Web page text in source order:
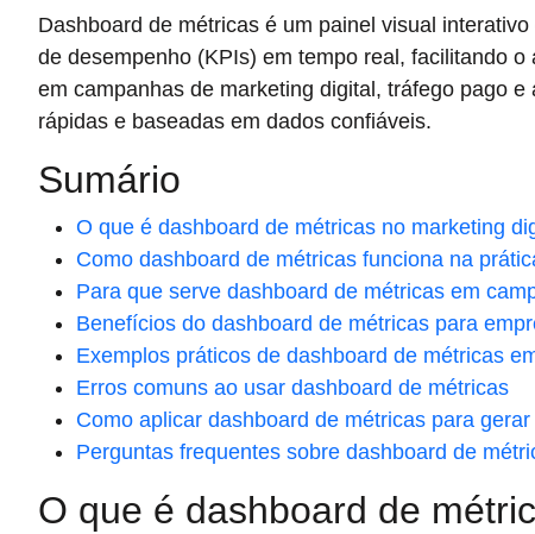
Dashboard de métricas é um painel visual
de desempenho (KPIs) em tempo real, facilitando
em campanhas de marketing digital, tráfego pago
rápidas e baseadas em dados confiáveis.
Sumário
O que é dashboard de métricas no marketing
Como dashboard de métricas funciona na
Para que serve dashboard de métricas em
Benefícios do dashboard de métricas para
Exemplos práticos de dashboard de métricas
Erros comuns ao usar dashboard de métricas
Como aplicar dashboard de métricas para
Perguntas frequentes sobre dashboard de
O que é dashboard de